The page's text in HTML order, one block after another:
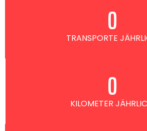
TRANSPORTE
0
KILOMETER
0